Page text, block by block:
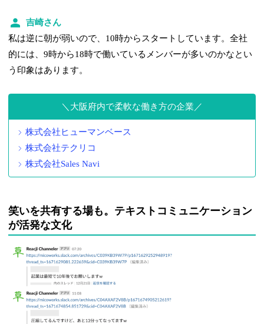
吉崎さん
私は逆に朝が弱いので、10時からスタートしています。全社
的には、9時から18時で働いているメンバーが多いのかなとい
う印象はあります。
大阪府内で柔軟な働き方の企業
株式会社ヒューマンベース
株式会社テクリコ
株式会社Sales Navi
笑いを共有する場も。テキストコミュニケーション
が活発な文化